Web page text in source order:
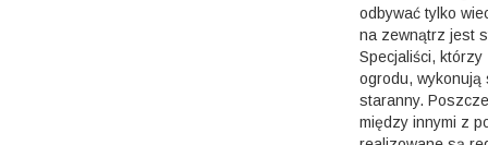
odbywać tylko
na zewnątrz jest
Specjaliści,
ogrodu,
staranny.
między innymi z